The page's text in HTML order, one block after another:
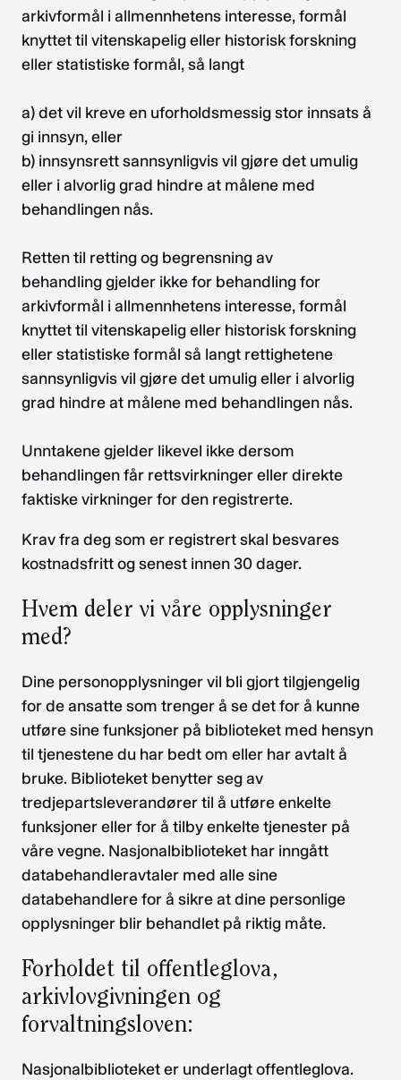
arkivformål i allmennhetens interesse, formål
knyttet til vitenskapelig eller historisk forskning
eller statistiske formål, så langt
a) det vil kreve en uforholdsmessig stor innsats å
gi innsyn, eller
b) innsynsrett sannsynligvis vil gjøre det umulig
eller i alvorlig grad hindre at målene med
behandlingen nås.
Retten til retting og begrensning av
behandling gjelder ikke for behandling for
arkivformål i allmennhetens interesse, formål
knyttet til vitenskapelig eller historisk forskning
eller statistiske formål så langt rettighetene
sannsynligvis vil gjøre det umulig eller i alvorlig
grad hindre at målene med behandlingen nås.
Unntakene gjelder likevel ikke dersom
behandlingen får rettsvirkninger eller direkte
faktiske virkninger for den registrerte.
Krav fra deg som er registrert skal besvares
kostnadsfritt og senest innen 30 dager.
Hvem deler vi våre opplysninger
med?
Dine personopplysninger vil bli gjort tilgjengelig
for de ansatte som trenger å se det for å kunne
utføre sine funksjoner på biblioteket med hensyn
til tjenestene du har bedt om eller har avtalt å
bruke. Biblioteket benytter seg av
tredjepartsleverandører til å utføre enkelte
funksjoner eller for å tilby enkelte tjenester på
våre vegne. Nasjonalbiblioteket har inngått
databehandleravtaler med alle sine
databehandlere for å sikre at dine personlige
opplysninger blir behandlet på riktig måte.
Forholdet til offentleglova,
arkivlovgivningen og
forvaltningsloven:
Nasjonalbiblioteket er underlagt offentleglova.